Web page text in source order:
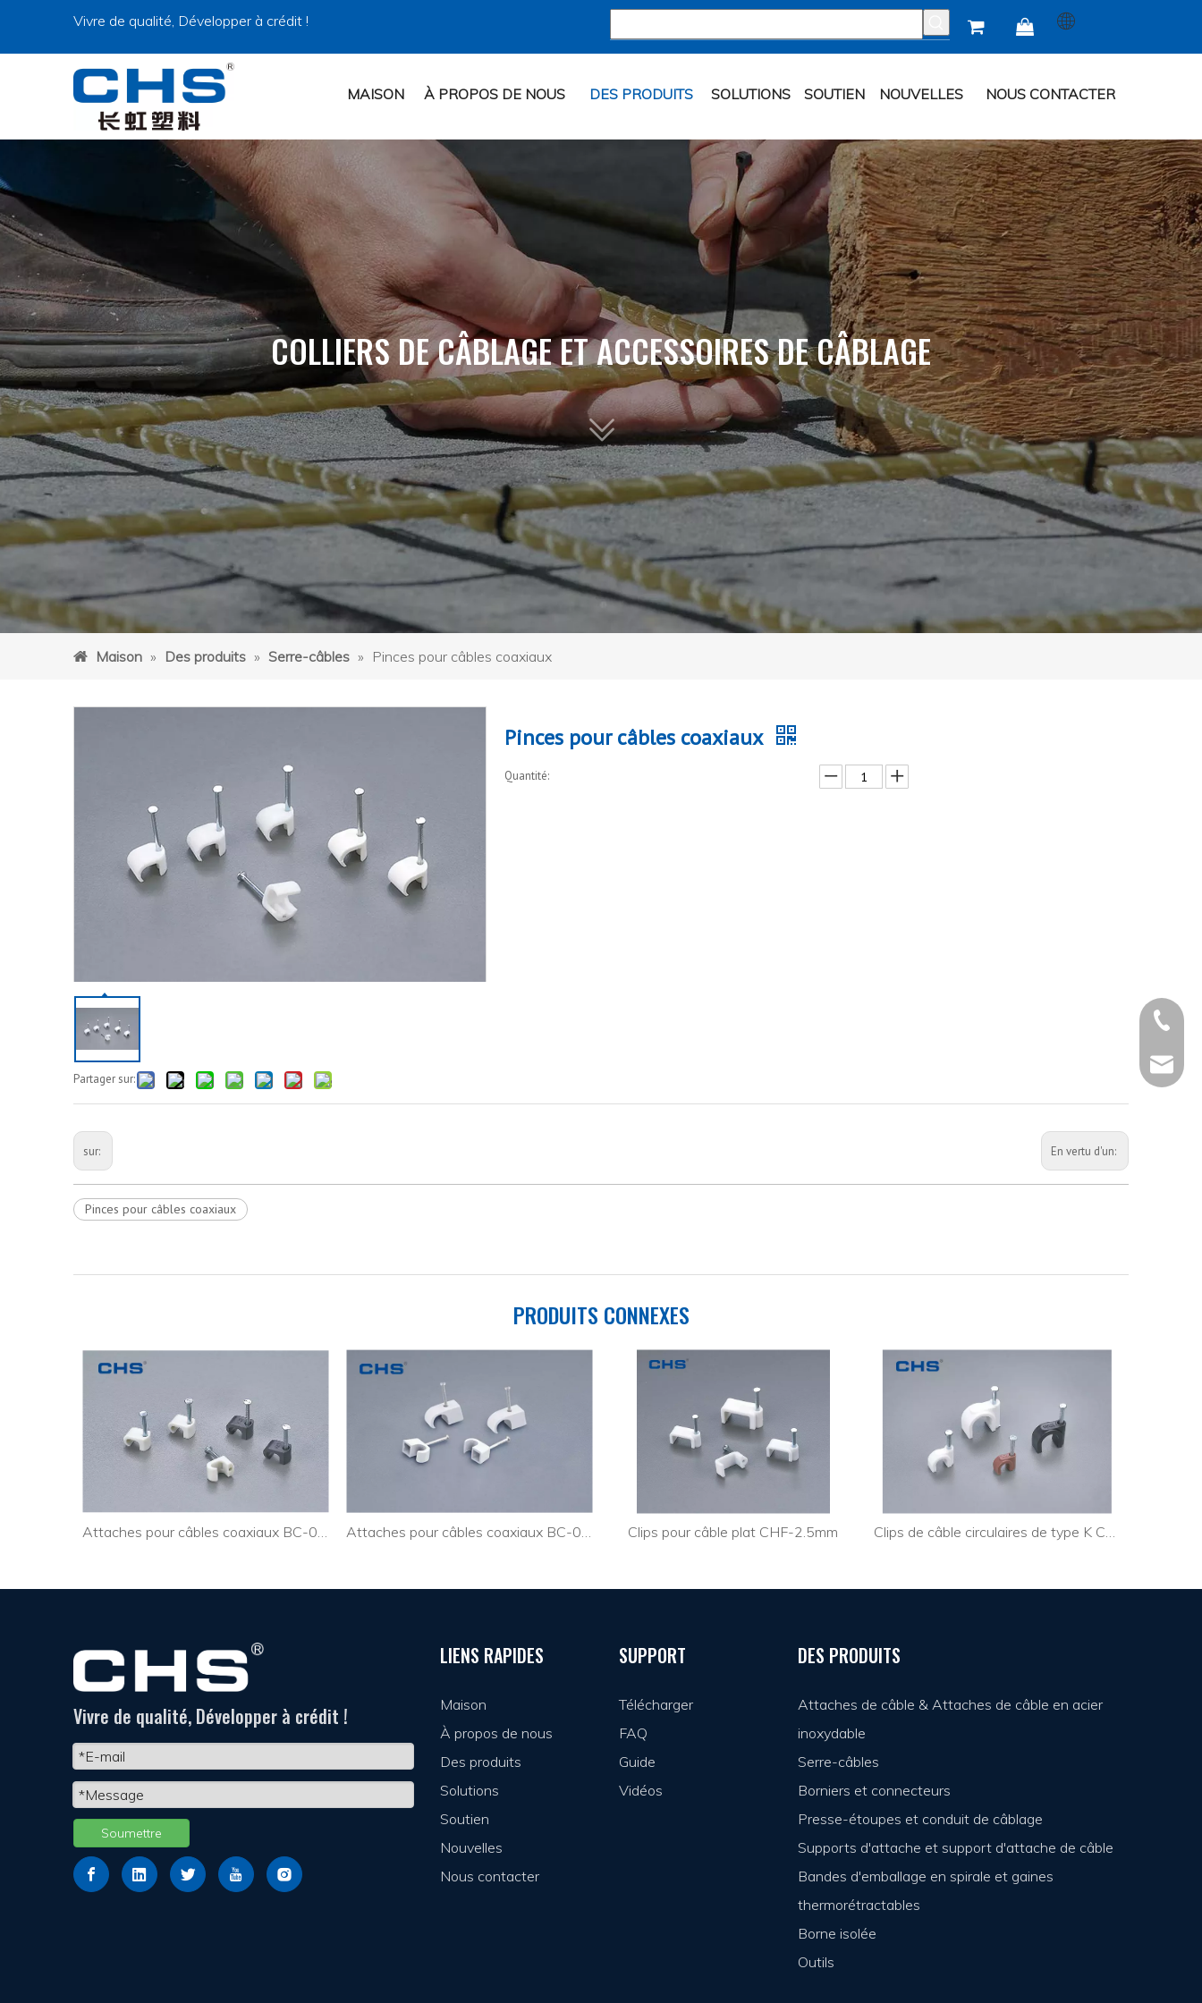
Vivre de qualité, Développer à crédit !  
MAISON À PROPOS DE NOUS DES PRODUITS SOLUTIONS SOUTIEN NOUVELLES NOUS CONTACTER
COLLIERS DE CÂBLAGE ET ACCESSOIRES DE CÂBLAGE
Maison » Des produits » Serre-câbles » Pinces pour câbles coaxiaux
Partager sur:
Pinces pour câbles coaxiaux
Quantité:
sur: En vertu d'un:
Pinces pour câbles coaxiaux
PRODUITS CONNEXES
Attaches pour câbles coaxiaux BC-0204 Attaches pour câbles coaxiaux BC-0204 Clips pour câble plat CHF-2.5mm Clips de câble circulaires de type K CHK-4MM
Vivre de qualité, Développer à crédit !
Soumettre
+86 -
+86 -
LIENS RAPIDES
Maison
À propos de nous
Des produits
Solutions
Soutien
Nouvelles
Nous contacter
SUPPORT
Télécharger
FAQ
Guide
Vidéos
DES PRODUITS
Attaches de câble & Attaches de câble en acier
inoxydable
Serre-câbles
Borniers et connecteurs
Presse-étoupes et conduit de câblage
Supports d'attache et support d'attache de câble
Bandes d'emballage en spirale et gaines
thermorétractables
Borne isolée
Outils